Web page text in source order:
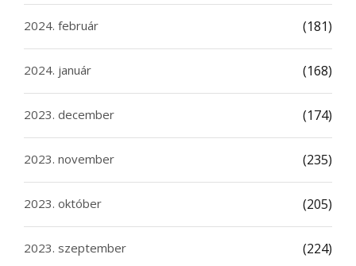
2024. február (181)
2024. január (168)
2023. december (174)
2023. november (235)
2023. október (205)
2023. szeptember (224)